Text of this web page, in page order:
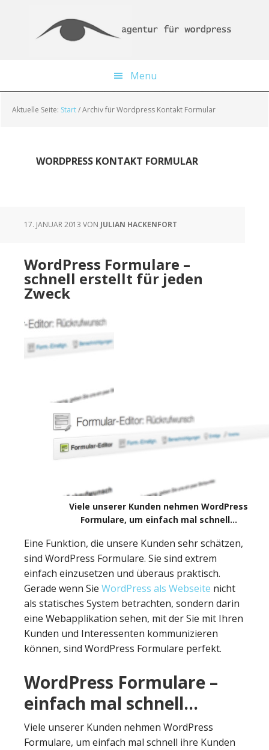
springen
Menu
Aktuelle Seite: Start/Archiv für Wordpress Kontakt Formular
WORDPRESS KONTAKT FORMULAR
17. JANUAR 2013 VON JULIAN HACKENFORT
WordPress Formulare –
schnell erstellt für jeden
Zweck
Viele unserer Kunden nehmen WordPress
Formulare, um einfach mal schnell…
Eine Funktion, die unsere Kunden sehr schätzen,
sind WordPress Formulare. Sie sind extrem
einfach einzusetzen und überaus praktisch.
Gerade wenn Sie WordPress als Webseite nicht
als statisches System betrachten, sondern darin
eine Webapplikation sehen, mit der Sie mit Ihren
Kunden und Interessenten kommunizieren
können, sind WordPress Formulare perfekt.
WordPress Formulare –
einfach mal schnell…
Viele unserer Kunden nehmen WordPress
Formulare, um einfach mal schnell ihre Kunden